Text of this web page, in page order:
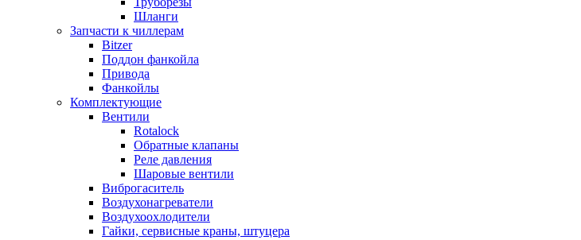
Шланги
Запчасти к чиллерам
Bitzer
Поддон фанкойла
Привода
Фанкойлы
Комплектующие
Вентили
Rotalock
Обратные клапаны
Реле давления
Шаровые вентили
Виброгаситель
Воздухонагреватели
Воздухоохлодители
Гайки, сервисные краны, штуцера